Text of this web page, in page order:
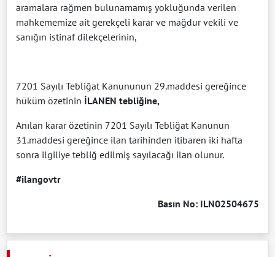
aramalara rağmen bulunamamış yokluğunda verilen
mahkememize ait gerekçeli karar ve mağdur vekili ve
sanığın istinaf dilekçelerinin,
7201 Sayılı Tebliğat Kanununun 29.maddesi gereğince
hüküm özetinin İLANEN tebliğine,
Anılan karar özetinin 7201 Sayılı Tebliğat Kanunun
31.maddesi gereğince ilan tarihinden itibaren iki hafta
sonra ilgiliye tebliğ edilmiş sayılacağı ilan olunur.
#ilangovtr
Basın No: ILN02504675